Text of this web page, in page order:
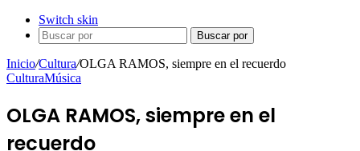
Switch skin
Buscar por
Inicio/Cultura/OLGA RAMOS, siempre en el recuerdo
CulturaMúsica
OLGA RAMOS, siempre en el
recuerdo